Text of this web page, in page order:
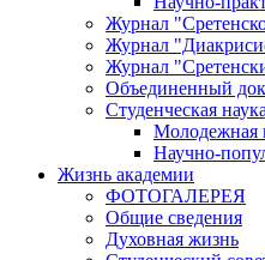
Журнал
Журнал
Журнал
Объединенный
Студенческая наука
Молодежная
Научно-
Жизнь академии
ФОТОГАЛЕРЕЯ
Общие сведения
Духовная жизнь